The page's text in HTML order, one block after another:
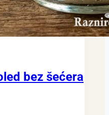
bez šećera